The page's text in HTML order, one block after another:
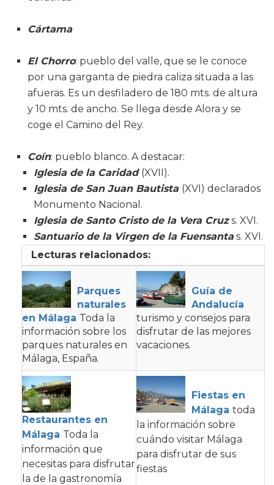
Cártama
El Chorro: pueblo del valle, que se le conoce
por una garganta de piedra caliza situada a las
afueras. Es un desfiladero de 180 mts. de altura
y 10 mts. de ancho. Se llega desde Alora y se
coge el Camino del Rey.
Coín: pueblo blanco. A destacar:
Iglesia de la Caridad (XVII).
Iglesia de San Juan Bautista (XVI) declarados
Monumento Nacional.
Iglesia de Santo Cristo de la Vera Cruzs. XVI.
Santuario de la Virgen de la Fuensantas. XVI.
Lecturas relacionados:
Parques
naturales
en Málaga Toda la
información sobre los
parques naturales en
Málaga, España.
Guía de
Andalucía
turismo y consejos para
disfrutar de las mejores
vacaciones.
Restaurantes en
Málaga Toda la
información que
necesitas para disfrutar
la de la gastronomía
Fiestas en
Málaga toda
la información sobre
cuándo visitar Málaga
para disfrutar de sus
fiestas